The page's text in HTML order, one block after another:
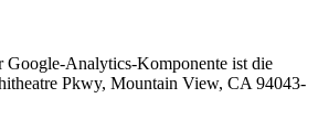
Google-Analytics-Komponente ist die
Pkwy, Mountain View, CA 94043-